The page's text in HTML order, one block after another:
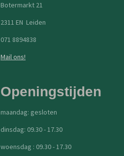
Botermarkt 21
2311 EN Leiden
071 8894838
Mail ons!
Openingstijden
maandag: gesloten
dinsdag: 09.30 - 17.30
woensdag : 09.30 - 17.30